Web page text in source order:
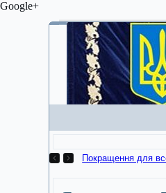
Google+
Покращення для